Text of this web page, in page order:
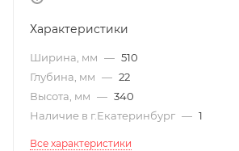
Характеристики
Ширина, мм — 510
Глубина, мм — 22
Высота, мм — 340
Наличие в г.Екатеринбург — 1
Все характеристики